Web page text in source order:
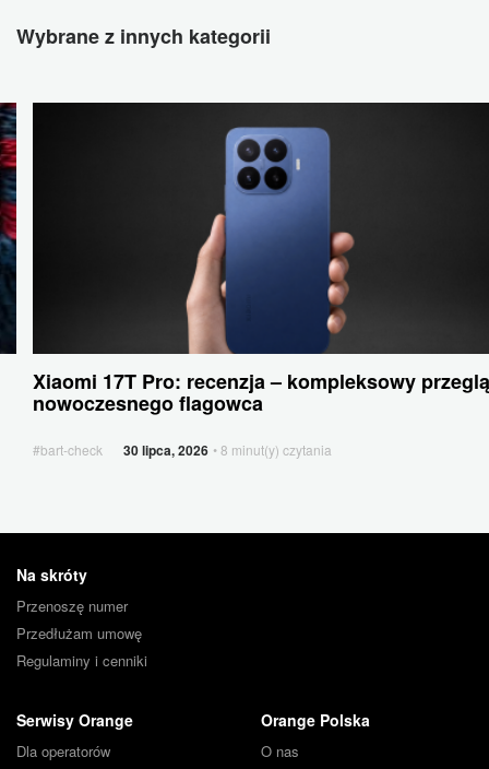
Wybrane z innych kategorii
Smartfony
i
inne
Xiaomi 17T Pro: recenzja – kompleksowy
nowoczesnego flagowca
#bart-check 30 lipca, 2026 • 8 minut(y) czytania
Na skróty
Przenoszę numer
Przedłużam umowę
Regulaminy i cenniki
Serwisy Orange
Dla operatorów
Orange Polska
O nas